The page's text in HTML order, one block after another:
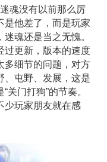
魂没有以前那么厉
是他差了，而是玩家
魂还是当之无愧。
过更新，版本的速度
多细节的问题，对方
、屯野、发展，这是
关门打狗”的节奏。
少玩家朋友就在感